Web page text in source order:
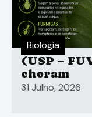
Biologia
(USP –
choram
31 Julho, 2026